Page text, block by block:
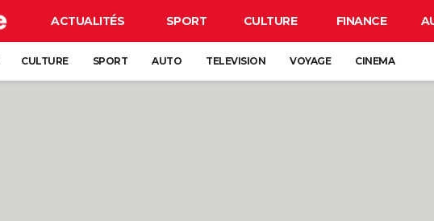
ACTUALITÉS SPORT CULTURE FINANCE
CULTURE SPORT AUTO TELEVISION VOYAGE CINEMA